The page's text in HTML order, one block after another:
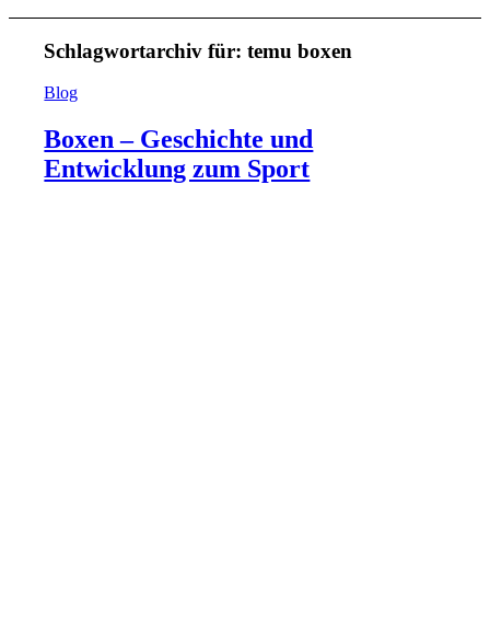
Schlagwortarchiv für:temu boxen
Blog
Boxen – Geschichte und
Entwicklung zum Sport